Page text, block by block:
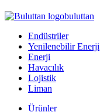
buluttan
Endüstriler
Yenilenebilir Enerji
Enerji
Havacılık
Lojistik
Liman
Ürünler